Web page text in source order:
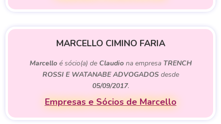
MARCELLO CIMINO FARIA
Marcelloé sócio(a) de Claudiona empresa TRENCH
ROSSI E WATANABE ADVOGADOSdesde
05/09/2017.
Empresas e Sócios de Marcello